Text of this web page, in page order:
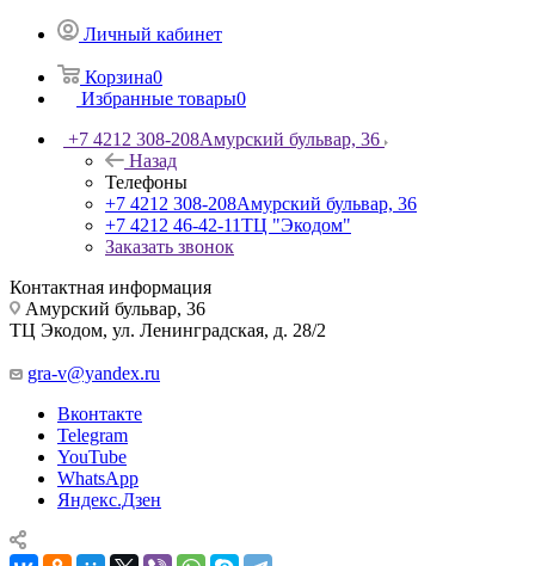
Личный кабинет
Корзина0
Избранные товары0
+7 4212 308-208Амурский бульвар, 36
Назад
Телефоны
+7 4212 308-208Амурский бульвар, 36
+7 4212 46-42-11ТЦ "Экодом"
Заказать звонок
Контактная информация
Амурский бульвар, 36
ТЦ Экодом, ул. Ленинградская, д. 28/2
gra-v@yandex.ru
Вконтакте
Telegram
YouTube
WhatsApp
Яндекс.Дзен